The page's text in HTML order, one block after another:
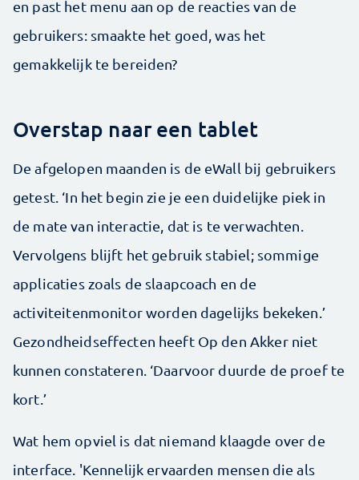
en past het menu aan op de reacties van de
gebruikers: smaakte het goed, was het
gemakkelijk te bereiden?
Overstap naar een tablet
De afgelopen maanden is de eWall bij gebruikers
getest. ‘In het begin zie je een duidelijke piek in
de mate van interactie, dat is te verwachten.
Vervolgens blijft het gebruik stabiel; sommige
applicaties zoals de slaapcoach en de
activiteitenmonitor worden dagelijks bekeken.’
Gezondheidseffecten heeft Op den Akker niet
kunnen constateren. ‘Daarvoor duurde de proef te
kort.’
Wat hem opviel is dat niemand klaagde over de
interface. 'Kennelijk ervaarden mensen die als